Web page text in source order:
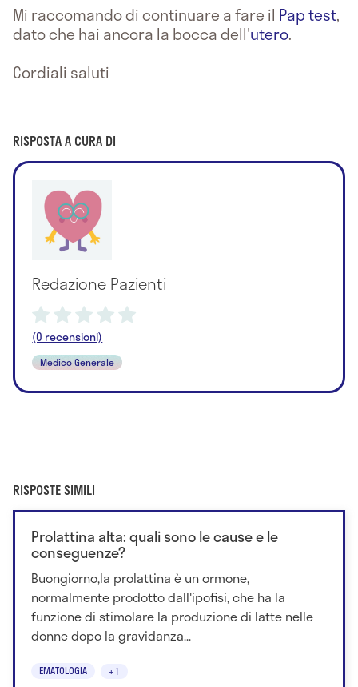
Mi raccomando di continuare a fare il Pap test,
dato che hai ancora la bocca dell'utero.
Cordiali saluti
RISPOSTA A CURA DI
Redazione Pazienti
(0 recensioni)
Medico Generale
RISPOSTE SIMILI
Prolattina alta: quali sono le cause e le
conseguenze?
Buongiorno,la prolattina è un ormone,
normalmente prodotto dall'ipofisi, che ha la
funzione di stimolare la produzione di latte nelle
donne dopo la gravidanza...
EMATOLOGIA +1